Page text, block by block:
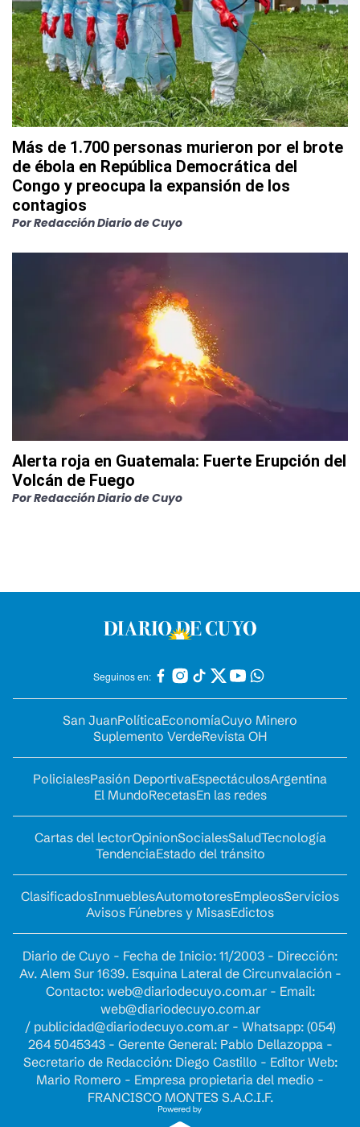
Más de 1.700 personas murieron por el brote
de ébola en República Democrática del
Congo y preocupa la expansión de los
contagios
PorRedacción Diario de Cuyo
Alerta roja en Guatemala: Fuerte Erupción del
Volcán de Fuego
PorRedacción Diario de Cuyo
Seguinos en:
San JuanPolíticaEconomíaCuyo Minero
Suplemento VerdeRevista OH
PolicialesPasión DeportivaEspectáculosArgentina
El MundoRecetasEn las redes
Cartas del lectorOpinionSocialesSaludTecnología
TendenciaEstado del tránsito
ClasificadosInmueblesAutomotoresEmpleosServicios
Avisos Fúnebres y MisasEdictos
Diario de Cuyo - Fecha de Inicio: 11/2003 - Dirección:
Av. Alem Sur 1639. Esquina Lateral de Circunvalación -
Contacto: web@diariodecuyo.com.ar- Email:
web@diariodecuyo.com.ar
/ publicidad@diariodecuyo.com.ar- Whatsapp: (054)
264 5045343 - Gerente General: Pablo Dellazoppa -
Secretario de Redacción: Diego Castillo - Editor Web:
Mario Romero - Empresa propietaria del medio -
FRANCISCO MONTES S.A.C.I.F.